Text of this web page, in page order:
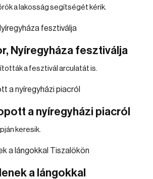
a lakosság segítségét kérik.
Nyíregyháza fesztiválja
a fesztivál arculatát is.
a nyíregyházi piacról
keresik.
a lángokkal